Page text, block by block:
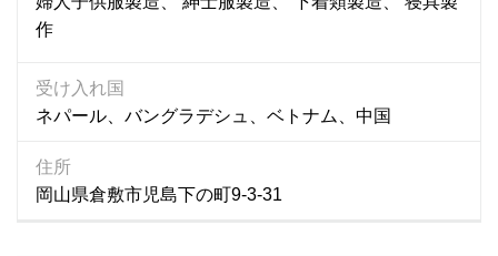
作
受け入れ国
ネパール、バングラデシュ、ベトナム、中国
住所
岡山県倉敷市児島下の町9-3-31